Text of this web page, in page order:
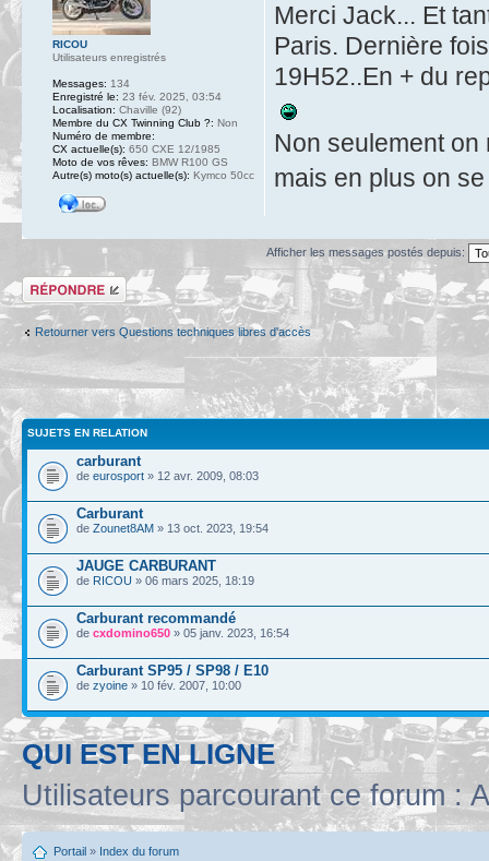
Merci Jack... Et
Paris. Dernière
19H52..En + du
Non seulement
mais en plus on
RICOU
Utilisateurs enregistrés
Messages: 134
Enregistré le: 23 fév. 2025, 03:54
Localisation: Chaville (92)
Membre du CX Twinning Club ?: Non
Numéro de membre:
CX actuelle(s): 650 CXE 12/1985
Moto de vos rêves: BMW R100 GS
Autre(s) moto(s) actuelle(s): Kymco 50cc
Afficher les messages postés depuis:
Répondre
Retourner vers Questions techniques libres d'accès
SUJETS EN RELATION
carburant
de eurosport » 12 avr. 2009, 08:03
Carburant
de Zounet8AM » 13 oct. 2023, 19:54
JAUGE CARBURANT
de RICOU » 06 mars 2025, 18:19
Carburant recommandé
de cxdomino650 » 05 janv. 2023, 16:54
Carburant SP95 / SP98 / E10
de zyoine » 10 fév. 2007, 10:00
QUI EST EN LIGNE
Utilisateurs parcourant ce forum :
Portail » Index du forum